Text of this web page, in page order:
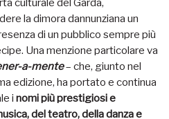
culturale del Garda,
la dimora dannunziana un
di un pubblico sempre più
Una menzione particolare va
a-mente– che, giunto nel
edizione, ha portato e continua
i nomi più prestigiosi e
del teatro, della danza e